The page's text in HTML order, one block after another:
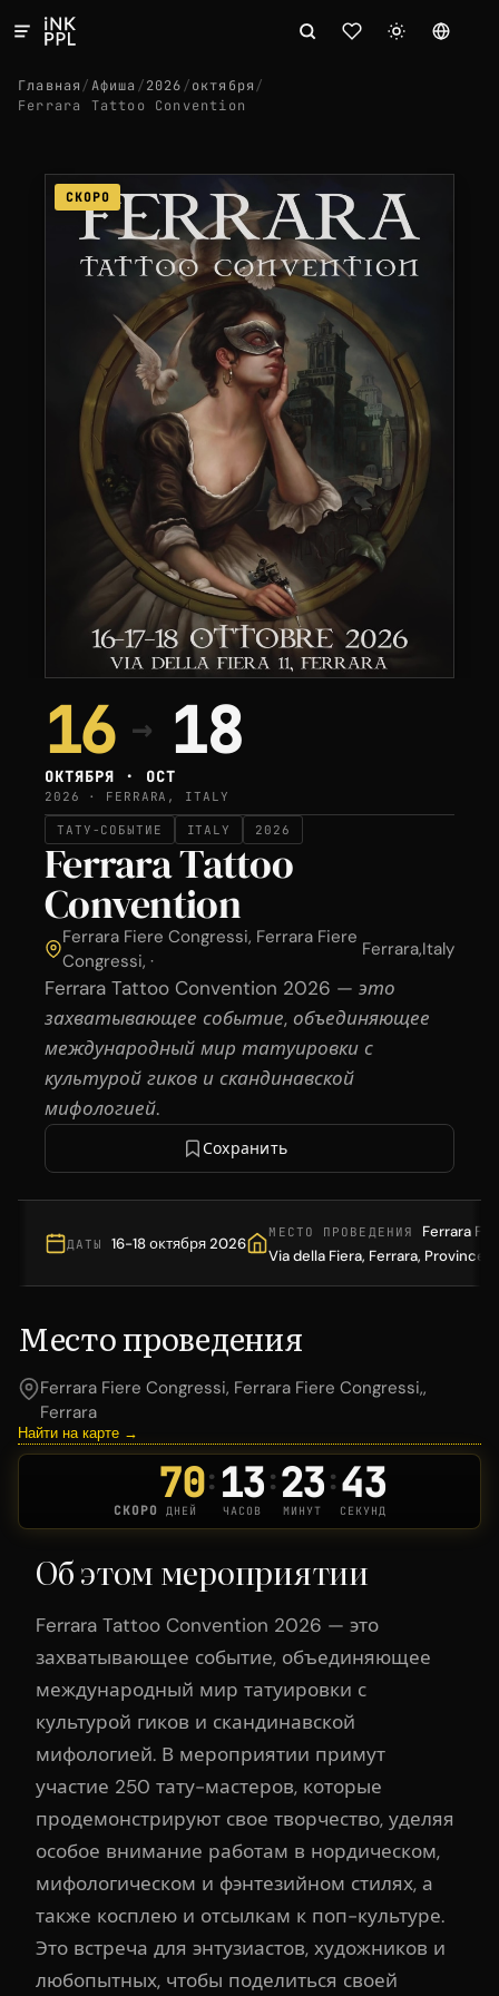
Главная/Афиша /2026/октября/
Ferrara Tattoo Convention
СКОРО
16 → 18
ОКТЯБРЯ · OCT
2026 · FERRARA, ITALY
ТАТУ-СОБЫТИЕ ITALY 2026
Ferrara Tattoo
Convention
Ferrara Fiere Congressi, Ferrara Fiere
Congressi, ·
Ferrara,Italy
Ferrara Tattoo Convention 2026 — это
захватывающее событие, объединяющее
международный мир татуировки с
культурой гиков и скандинавской
мифологией.
Сохранить
ДАТЫ 16-18 октября 2026
МЕСТО ПРОВЕДЕНИЯ
Ferrara
Via della Fiera, Ferrara, Province
Место проведения
Ferrara Fiere Congressi, Ferrara Fiere Congressi,,
Ferrara
Найти на карте →
СКОРО
70
ДНЕЙ
: 13
ЧАСОВ
:23
МИНУТ
:43
СЕКУНД
Об этом мероприятии
Ferrara Tattoo Convention 2026 — это
захватывающее событие, объединяющее
международный мир татуировки с
культурой гиков и скандинавской
мифологией. В мероприятии примут
участие 250 тату-мастеров, которые
продемонстрируют свое творчество, уделяя
особое внимание работам в нордическом,
мифологическом и фэнтезийном стилях, а
также косплею и отсылкам к поп-культуре.
Это встреча для энтузиастов, художников и
любопытных, чтобы поделиться своей